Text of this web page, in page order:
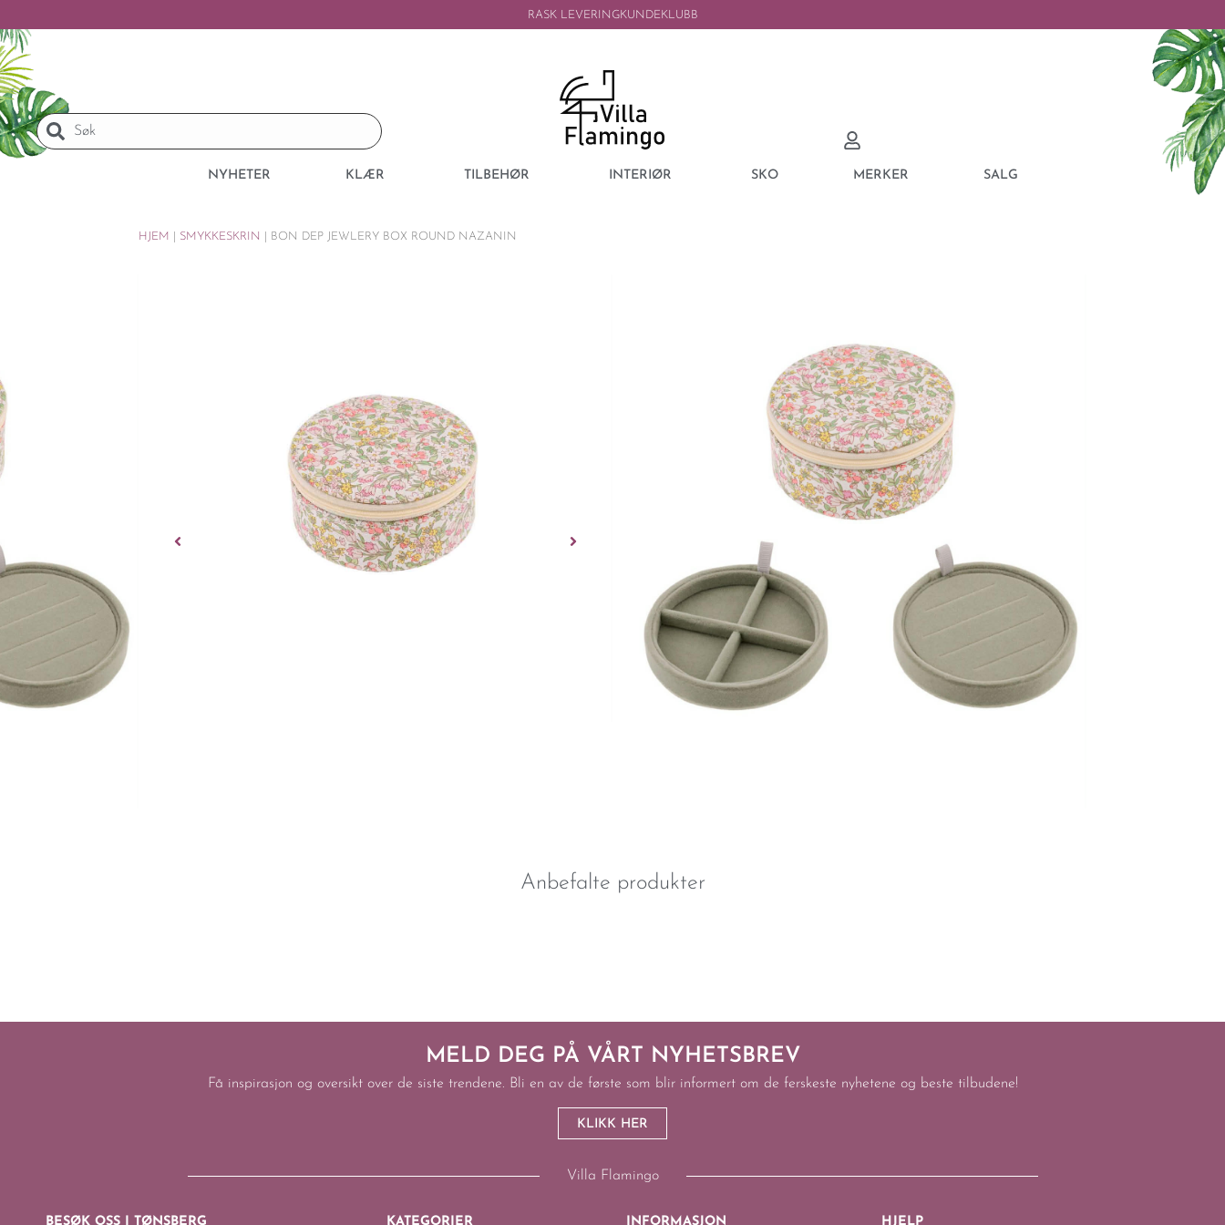
RASK LEVERINGKUNDEKLUBB
NYHETER KLÆR TILBEHØR INTERIØR SKO MERKER SALG
HJEM SMYKKESKRIN BON DEP JEWLERY BOX ROUND NAZANIN
249,50kr
Dette produktet er dessverre utsolgt og ikke lenger
tilgjengelig for kjop.
Smykkeskrin fra det norske merket Bon Dep. Printet er laget av liberty-
Smykkeskrinet er med to etasjer.
rask levering | enkel retur
Utsolgt
Anbefalte produkter
MELD DEG PÅ VÅRT NYHETSBREV
Få inspirasjon og oversikt over de siste trendene. Bli en av de første som blir informert om de ferskeste nyhetene og beste tilbudene!
KLIKK HER
Villa Flamingo
BESØK OSS I TØNSBERG KATEGORIER INFORMASJON HJELP